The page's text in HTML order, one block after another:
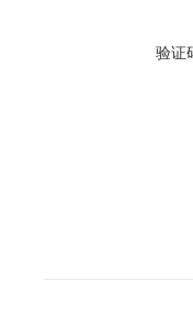
验证